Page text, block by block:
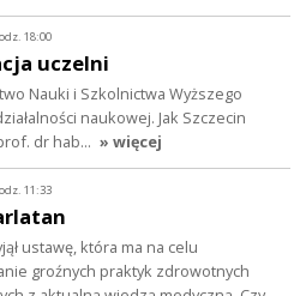
18:00
uczelni
Nauki i Szkolnictwa Wyższego
naukowej. Jak Szczecin
dr hab… » więcej
11:33
ustawę, która ma na celu
groźnych praktyk zdrowotnych